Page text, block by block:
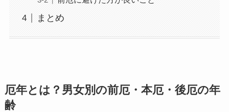
まとめ
厄年とは？男女別の前厄・本厄・後厄の年
齢